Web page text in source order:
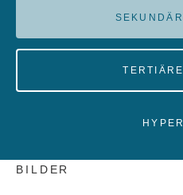
BILDER